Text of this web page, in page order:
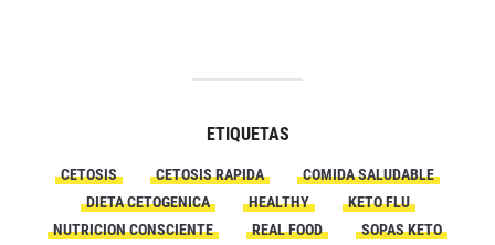
ETIQUETAS
CETOSIS CETOSIS RAPIDA
COMIDA SALUDABLE
DIETA CETOGENICA
HEALTHY
KETO FLU
NUTRICION CONSCIENTE
REAL FOOD
SOPAS KETO